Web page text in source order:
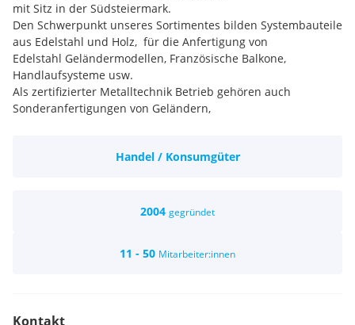
mit Sitz in der Südsteiermark.
Den Schwerpunkt unseres Sortimentes bilden Systembauteile
aus Edelstahl und Holz, für die Anfertigung von
Edelstahl Geländermodellen, Französische Balkone,
Handlaufsysteme usw.
Als zertifizierter Metalltechnik Betrieb gehören auch
Sonderanfertigungen von Geländern,
und Holz usw. – zu unserem Tagesgeschäft.
Heimwerkermärkte, Holzfachmärkte, Raumausstatter,
Handel / Konsumgüter
2004 gegründet
11 - 50 Mitarbeiter:innen
Kontakt